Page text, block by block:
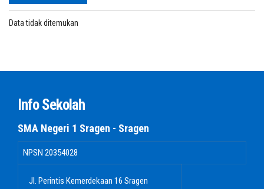
Data tidak ditemukan
Info Sekolah
SMA Negeri 1 Sragen - Sragen
NPSN 20354028
Jl. Perintis Kemerdekaan 16 Sragen